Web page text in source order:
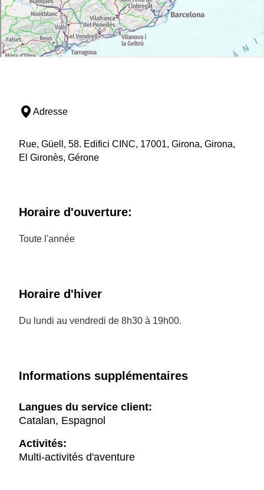
Adresse
Rue, Güell, 58. Edifici CINC, 17001, Girona, Girona,
El Gironès, Gérone
Horaire d'ouverture:
Toute l'année
Horaire d'hiver
Du lundi au vendredi de 8h30 à 19h00.
Informations supplémentaires
Langues du service client:
Catalan, Espagnol
Activités:
Multi-activités d'aventure